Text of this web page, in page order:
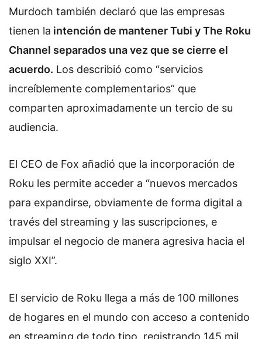
Murdoch también declaró que las empresas
tienen la intención de mantener Tubi y The Roku
Channel separados una vez que se cierre el
acuerdo. Los describió como “servicios
increíblemente complementarios” que
comparten aproximadamente un tercio de su
audiencia.
El CEO de Fox añadió que la incorporación de
Roku les permite acceder a “nuevos mercados
para expandirse, obviamente de forma digital a
través del streaming y las suscripciones, e
impulsar el negocio de manera agresiva hacia el
siglo XXI”.
El servicio de Roku llega a más de 100 millones
de hogares en el mundo con acceso a contenido
en streaming de todo tipo, registrando 145 mil